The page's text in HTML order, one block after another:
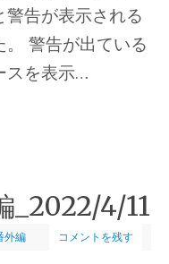
告が表示される
警告が出ている
スを表示…
_2022/4/11
外編 コメントを残す